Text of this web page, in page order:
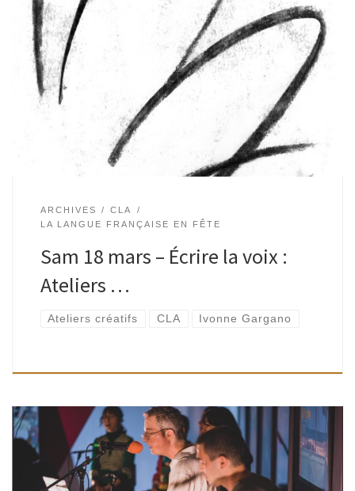
Ateliers de création de livre menés par Ivonne Gargano On a
tou·te·s une voix qui nous chuchote à l’oreille. Cet atelier
propose de la transcrire à travers des exercices d’écriture
[…]
ARCHIVES
CLA
LA LANGUE FRANÇAISE EN FÊTE
Sam 18 mars – Écrire la voix :
Ateliers …
Ateliers créatifs CLA Ivonne Gargano
2 minutes 50 secondes ? Ce serait la durée moyenne d’une